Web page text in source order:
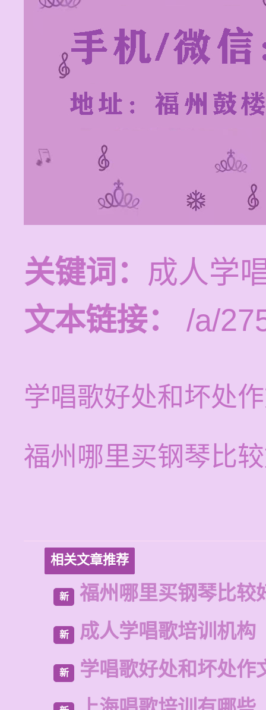
关键词： 成人学
文本链接：
/a/
学唱歌好处和坏处
福州哪里买钢琴比
相关文章推荐
新 福州哪里买钢琴比较
新 成人学唱歌培训机构
新 学唱歌好处和坏处作